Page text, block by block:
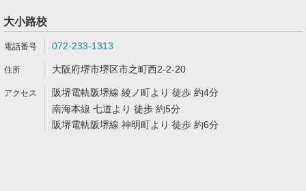
大小路校
072-233-1313
大阪府堺市堺区市之町西2-2-20
阪堺電軌阪堺線 綾ノ町より 徒歩 約4分
南海本線 七道より 徒歩 約5分
阪堺電軌阪堺線 神明町より 徒歩 約6分